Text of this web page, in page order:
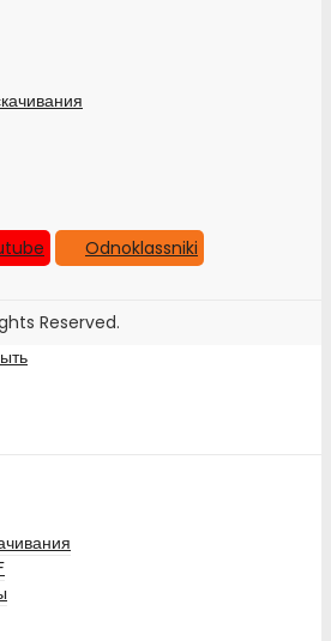
Odnoklassniki
Reserved.